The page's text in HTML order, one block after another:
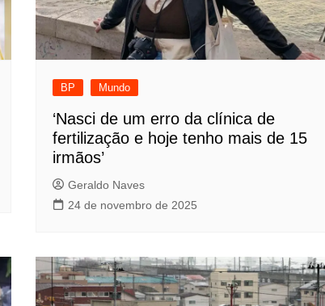
BP Mundo
‘Nasci de um erro da clínica de
fertilização e hoje tenho mais de 15
irmãos’
Geraldo Naves
24 de novembro de 2025